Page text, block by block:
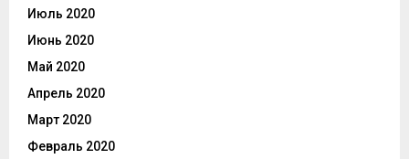
Июль 2020
Июнь 2020
Май 2020
Апрель 2020
Март 2020
Февраль 2020